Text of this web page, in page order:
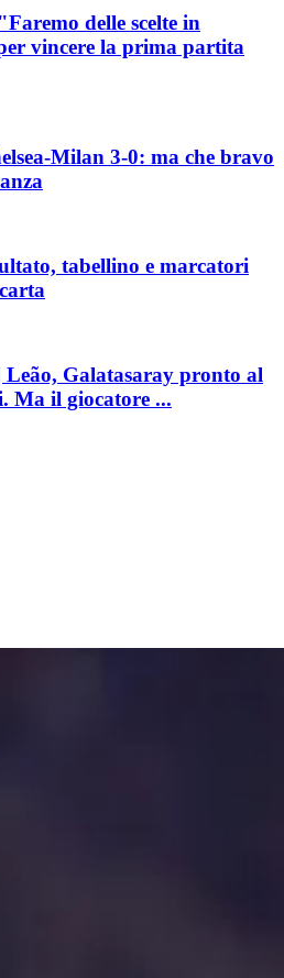
delle scelte in
vincere la prima partita
Milan 3-0: ma che bravo
tabellino e marcatori
Galatasaray pronto al
Ma il giocatore ...